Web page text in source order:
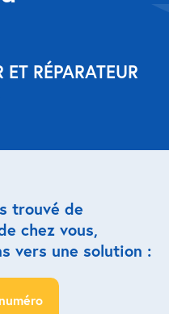
RÉPARATEUR
trouvé de
chez vous,
vers une solution :